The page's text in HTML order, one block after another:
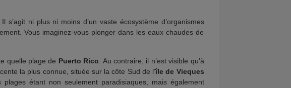
ni plus ni moins d’un vaste écosystème d’organismes
Vous imaginez-vous plonger dans les eaux chaudes de
quelle plage de Puerto Rico . Au contraire, il n’est visible qu’à
la plus connue, située sur la côte Sud de l’île de Vieques
étant non seulement paradisiaques, mais également